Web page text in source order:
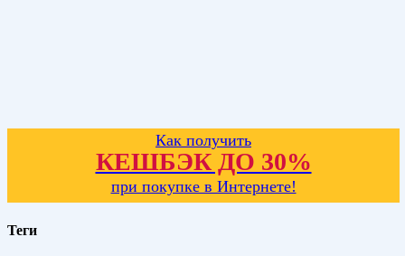
Как получить
КЕШБЭК ДО 30%
при покупке в Интернете!
Теги